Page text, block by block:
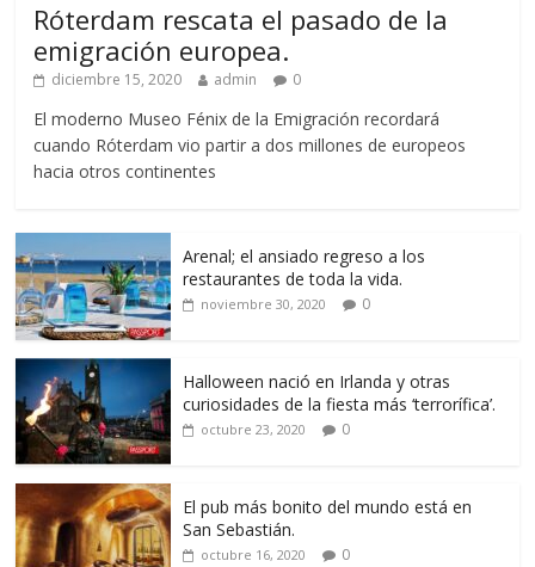
Róterdam rescata el pasado de la
emigración europea.
diciembre 15, 2020 admin 0
El moderno Museo Fénix de la Emigración recordará
cuando Róterdam vio partir a dos millones de europeos
hacia otros continentes
Arenal; el ansiado regreso a los
restaurantes de toda la vida.
noviembre 30, 2020 0
Halloween nació en Irlanda y otras
curiosidades de la fiesta más ‘terrorífica’.
octubre 23, 2020 0
El pub más bonito del mundo está en
San Sebastián.
octubre 16, 2020 0